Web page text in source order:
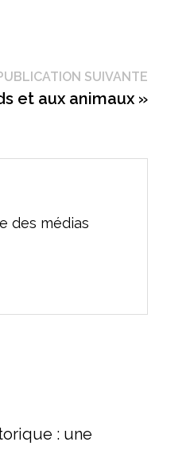
SUIVANTE
et aux animaux »
des médias
: une